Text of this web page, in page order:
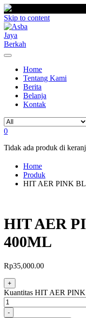
Skip to content
Home
Tentang Kami
Berita
Belanja
Kontak
0
Tidak ada produk di
Home
Produk
HIT AER PINK
HIT AER
400ML
Rp35,000.00
+
Kuantitas HIT AER
-